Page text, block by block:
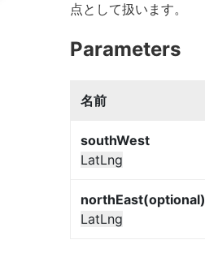
点として扱います。
Parameters
名前
southWest
LatLng
northEast(optional)
LatLng